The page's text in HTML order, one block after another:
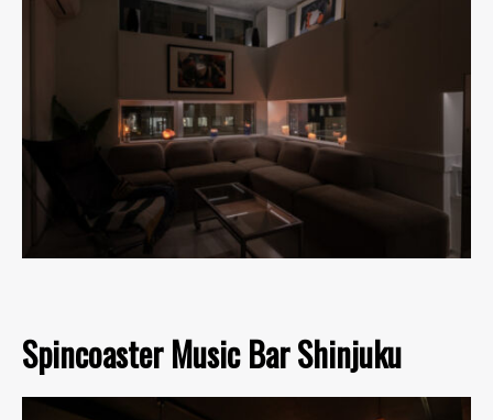
Spincoaster Music Bar Shinjuku